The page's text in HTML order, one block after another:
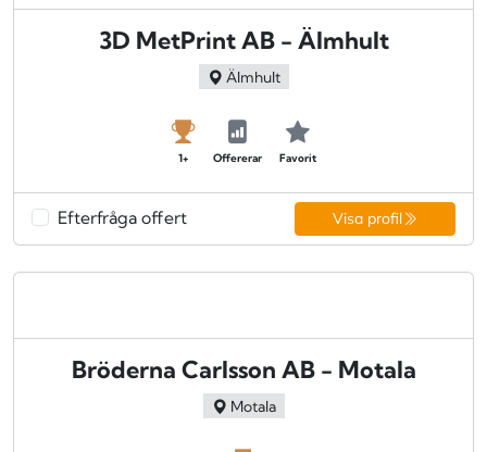
3D MetPrint AB - Älmhult
Älmhult
1+ Offererar Favorit
Efterfråga offert Visa profil
Bröderna Carlsson AB - Motala
Motala